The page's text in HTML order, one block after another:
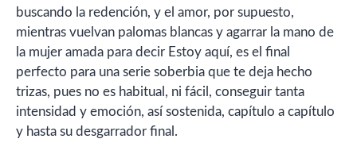
buscando la redención, y el amor, por supuesto,
mientras vuelvan palomas blancas y agarrar la mano de
la mujer amada para decir Estoy aquí, es el final
perfecto para una serie soberbia que te deja hecho
trizas, pues no es habitual, ni fácil, conseguir tanta
intensidad y emoción, así sostenida, capítulo a capítulo
y hasta su desgarrador final.